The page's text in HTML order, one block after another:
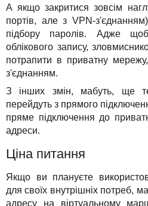
А якщо закритися зовсім
портів, але з VPN-
підбору паролів. Адже
облікового запису,
потрапити в приватну
з'єднанням.
З інших змін, мабуть, ще
перейдуть з прямого
пряме підключення до
адреси.
Ціна питання
Якщо ви плануєте
для своїх внутрішніх потреб,
адресу на віртуальному